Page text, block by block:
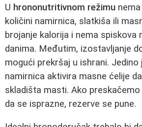
U hrononutritivnom režimu
količini namirnica, slatkiša ili
brojanje kalorija i nema spiskova
danima. Međutim, izostavljanje
mogući prekršaj u ishrani. Jedino
namirnica aktivira masne ćelije
skladišta masti. Ako
da se isprazne, rezerve se pune.